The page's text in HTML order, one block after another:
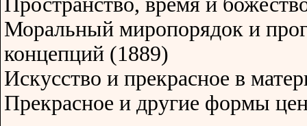
Моральный миропорядок и
концепций (1889)
Искусство и прекрасное в
Прекрасное и другие формы